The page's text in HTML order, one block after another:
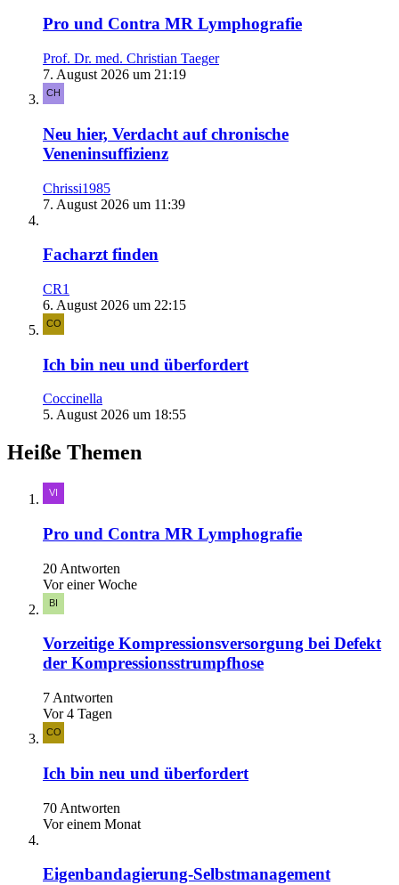
Pro und Contra MR Lymphografie
Prof. Dr. med. Christian Taeger
7. August 2026 um 21:19
Neu hier, Verdacht auf chronische
Veneninsuffizienz
Chrissi1985
7. August 2026 um 11:39
Facharzt finden
CR1
6. August 2026 um 22:15
Ich bin neu und überfordert
Coccinella
5. August 2026 um 18:55
Heiße Themen
Pro und Contra MR Lymphografie
20 Antworten
Vor einer Woche
Vorzeitige Kompressionsversorgung bei Defekt
der Kompressionsstrumpfhose
7 Antworten
Vor 4 Tagen
Ich bin neu und überfordert
70 Antworten
Vor einem Monat
Eigenbandagierung-Selbstmanagement